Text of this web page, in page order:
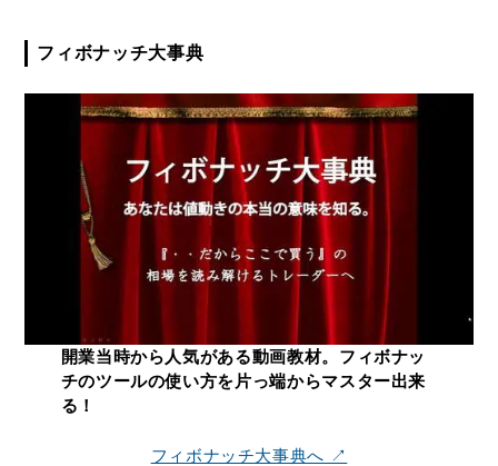
フィボナッチ大事典
開業当時から人気がある動画教材。フィボナッ
チのツールの使い方を片っ端からマスター出来
る！
フィボナッチ大事典へ ↗